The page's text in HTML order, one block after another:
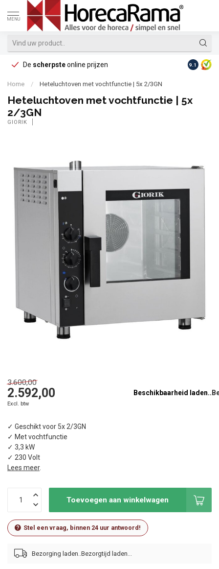
MENU
De scherpsteonline prijzen Op
9.1
Home / Heteluchtoven met vochtfunctie | 5x 2/3GN
Heteluchtoven met vochtfunctie | 5x
2/3GN
GIORIK
3.600,00
2.592,00
Excl. btw
Beschikbaarheid laden..
✓ Geschikt voor 5x 2/3GN
✓ Met vochtfunctie
✓ 3,3 kW
✓ 230 Volt
Lees meer.
Toevoegen aan winkelwagen
Stel een vraag, binnen 24 uur antwoord!
Bezorging laden..